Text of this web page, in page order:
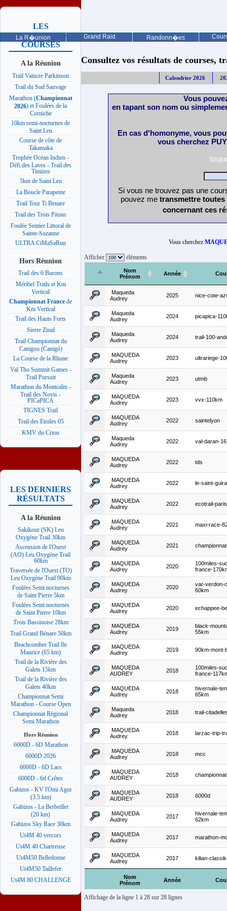
La R�union Grand Raid Randonn�es
LES
PROCHAINES
COURSES
A la Réunion
Trail Vaincre Parkinson
Trail du Sud Sauvage
Marathon (Championnat
2026) et Foulées de la
Corniche
10km semi-nocturnes de
Saint Leu
Course de côte de
Takamaka
Trophée Océan Indien -
Défi des Laves - Trail des
Timizes
5km de Saint Leu
La Boucle Parapente
Trail Tour Ti Benare
Trail des Trois Pitons
Foulée Sentier Littoral de
Sainte-Suzanne
ULTRA CiMaSaRun
Hors Réunion
Trail des 6 Burons
Méribel Trails et Km
Vertical
Championnat France de
Km Vertical
Trail des Hauts Forts
Sierre Zinal
Trail Championnat du
Canigou (Canigó)
La Course de la Rhune
Val Tho Summit Games -
Trail Pursuit
Marathon du Montcalm -
Trail des Novis -
PICaPICA
TIGNES Trail
Trail des Etoiles 05
KMV du Criou
LES DERNIERS
RÉSULTATS
A la Réunion
Sakikour (SK) Leu
Oxygène Trail 30km
Ascension de l'Ouest
(AO) Leu Oxygène Trail
60km
Traversée de l'Ouest (TO)
Leu Oxygène Trail 90km
Foulées Semi nocturnes
de Saint Pierre 5km
Foulées Semi nocturnes
de Saint Pierre 10km
Trois Bassinoise 28km
Trail Grand Bénare 50km
Beachcomber Trail Ile
Maurice (65 km)
Trail de la Rivière des
Galets 15km
Trail de la Rivière des
Galets 40km
Championnat Semi
Marathon - Course Open
Championnat Régional
Semi Marathon
Hors Réunion
6000D - 6D Marathon
6000D 2026
6000D - 6D Lacs
6000D - 6d Crêtes
Gabizos - KV l'Omi Agut
(3.5 km)
Gabizos - La Berbeillet
(20 km)
Gabizos Sky Race 30km
Ut4M 40 vercors
Ut4M 40 Chartreuse
Ut4M50 Belledonne
Ut4M50 Taillefer
Ut4M 80 CHALLENGE
Consultez vos résultats de courses,
Calendrier 2026
Vous
en tapant son nom ou
En cas d'homonyme, vous
vous cherchez
Si vous ne trouvez pas une
pouvez me transmettre
concernant ces
Vous cherchez
Afficher éléments
Nom
Prénom
Année
Nom
Prénom
Année
Maqueda
Audrey
2025 nice-cote-
Maqueda
Audrey
2024 picapica-
Maqueda
Audrey
2024 trail-100-
MAQUEDA
Audrey
2023 ultrariege-
Maqueda
Audrey
2023 utmb
MAQUEDA
Audrey
2023 vvx-110km
MAQUEDA
Audrey
2022 saintelyon
Maqueda
Audrey
2022 val-daran-
MAQUEDA
Audrey
2022 tds
MAQUEDA
Audrey
2022 le-saint-
MAQUEDA
Audrey
2022 ecotrail-
MAQUEDA
Audrey
2021 maxi-race-
MAQUEDA
Audrey
2021
MAQUEDA
Audrey
2020
100miles-
france-
MAQUEDA
Audrey
2020
var-verdon-
60km
MAQUEDA
Audrey
2020 echappee-
MAQUEDA
Audrey
2019
black-
55km
MAQUEDA
Audrey
2019 90km-mont-
MAQUEDA
AUDREY
2018
100miles-
france-
MAQUEDA
Audrey
2018
hivernale-
65km
Maqueda
Audrey
2018 trail-
MAQUEDA
Audrey
2018 larzac-trip-
MAQUEDA
Audrey
2018 mcc
MAQUEDA
AUDREY
2018
MAQUEDA
AUDREY
2018 6000d
MAQUEDA
Audrey
2017
hivernale-
62km
MAQUEDA
Audrey
2017 marathon-
MAQUEDA
Audrey
2017 kilian-
Affichage de la ligne 1 à 28 sur 28 lignes